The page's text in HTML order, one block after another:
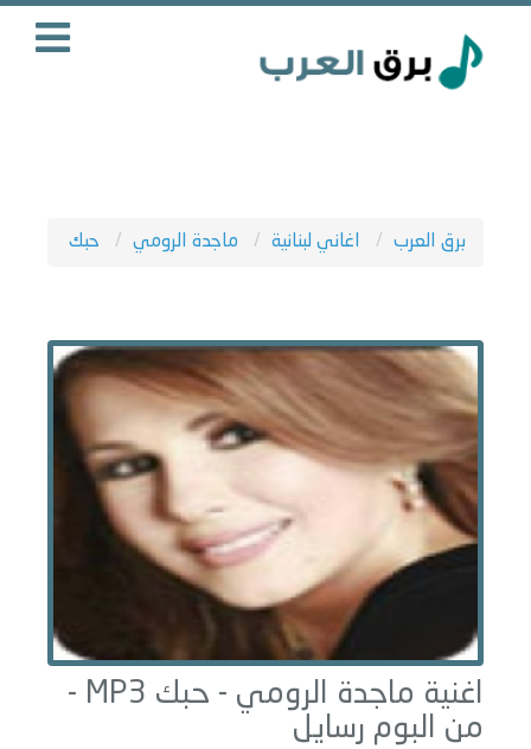
برق العرب اغاني لبنانية ماجدة الرومي حبك
اغنية ماجدة الرومي - حبك
MP3 -
من البوم رسايل